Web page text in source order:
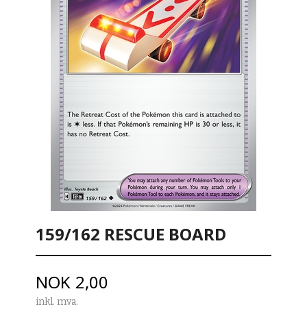
159/162 RESCUE BOARD
Pris
NOK 2,00
inkl. mva.